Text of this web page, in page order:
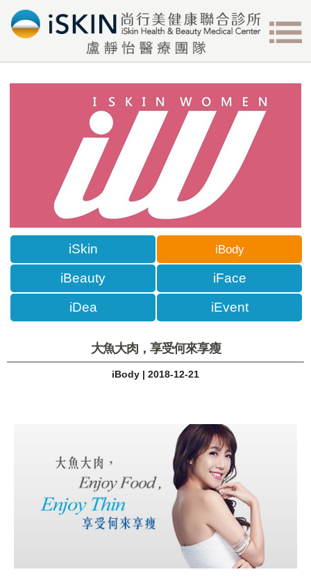
iSkin
iBeauty
iDea
iBody
iFace
iEvent
大魚大肉，享受何來享瘦
iBody | 2018-12-21